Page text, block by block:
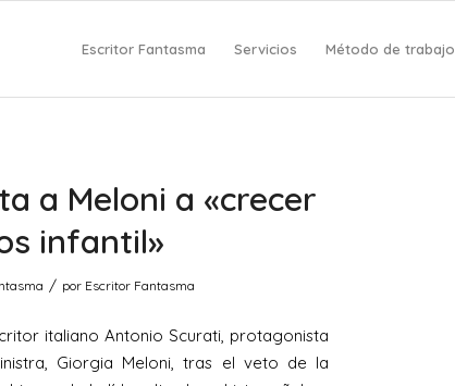
Escritor Fantasma Servicios Método de trabajo
a Meloni a «crecer
infantil»
/ por Escritor Fantasma
italiano Antonio Scurati, protagonista
Giorgia Meloni, tras el veto de la